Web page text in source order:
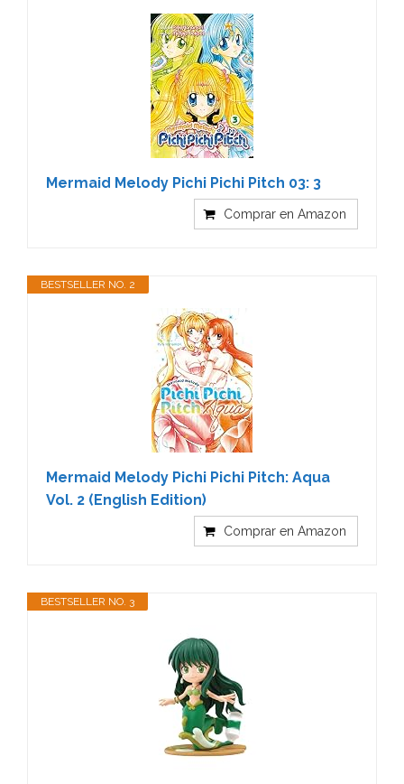
Mermaid Melody Pichi Pichi Pitch 03: 3
Comprar en Amazon
BESTSELLER NO. 2
Mermaid Melody Pichi Pichi Pitch: Aqua
Vol. 2 (English Edition)
Comprar en Amazon
BESTSELLER NO. 3